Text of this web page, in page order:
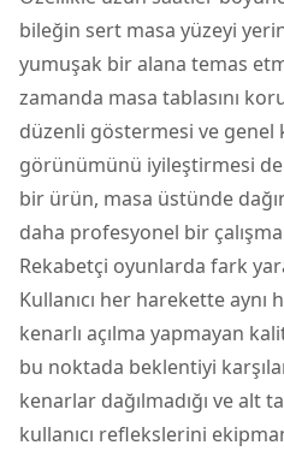
bileğin sert masa yüzeyi
yumuşak bir alana temas
zamanda masa tablasını
düzenli göstermesi ve
görünümünü iyileştirmesi de
bir ürün, masa üstünde
daha profesyonel bir
Rekabetçi oyunlarda fark
Kullanıcı her harekette aynı
kenarlı açılma yapmayan
bu noktada beklentiyi
kenarlar dağılmadığı ve alt
kullanıcı reflekslerini